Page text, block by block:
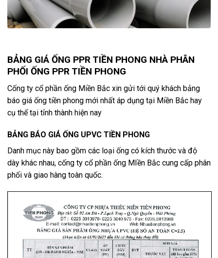
BẢNG GIÁ ỐNG PPR TIỀN PHONG NHÀ PHÂN
PHỐI ỐNG PPR TIỀN PHONG
Cống ty cổ phần ống Miền Bắc xin gửi tới quý khách bảng
báo giá ống tiền phong mới nhất áp dụng tại Miền Bắc hay
cụ thể tại tỉnh thành hiện nay
BẢNG BÁO GIÁ ỐNG UPVC TIỀN PHONG
Danh mục này bao gồm các loại ống có kích thước và độ
dày khác nhau, cống ty cổ phần ống MIền Bắc cung cấp phân
phối và giao hàng toàn quốc.